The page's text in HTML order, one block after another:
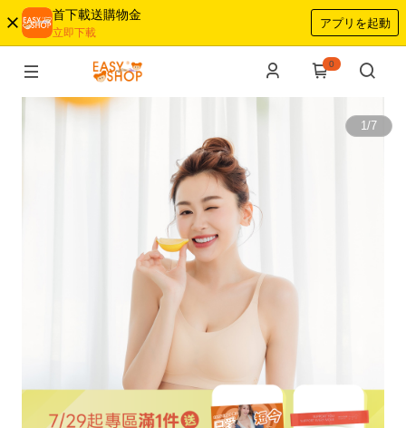
首下載送購物金
立即下載
アプリを起動
0
1/7